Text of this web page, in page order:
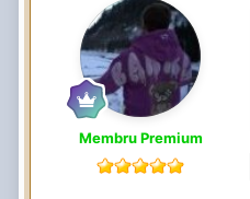
Membru Premium